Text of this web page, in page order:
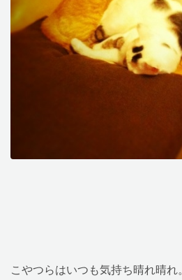
こやつらはいつも気持ち晴れ晴れ。